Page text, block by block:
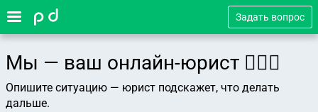
Задать вопрос
Мы — ваш онлайн-юрист 👨🏻‍⚖️
Опишите ситуацию — юрист подскажет, что делать
дальше.